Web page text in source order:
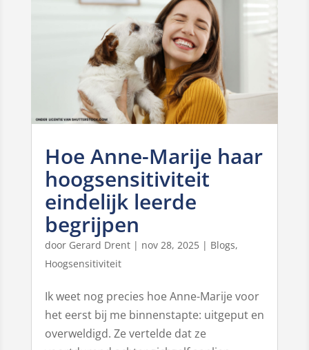
Hoe Anne-Marije haar
hoogsensitiviteit
eindelijk leerde
begrijpen
door Gerard Drent| nov 28, 2025| Blogs,
Hoogsensitiviteit
Ik weet nog precies hoe Anne-Marije voor
het eerst bij me binnenstapte: uitgeput en
overweldigd. Ze vertelde dat ze